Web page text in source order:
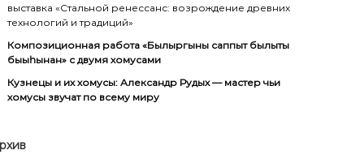
выставка «Стальной ренессанс: возрождение древних
технологий и традиций»
Композиционная работа «Былыргыны саппыт былыты
быыһынан» с двумя хомусами
Кузнецы и их хомусы: Александр Рудых — мастер чьи
хомусы звучат по всему миру